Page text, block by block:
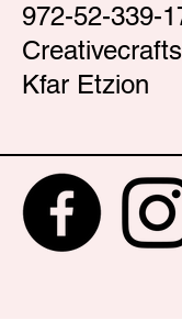
972-52-339-
Kfar Etzion